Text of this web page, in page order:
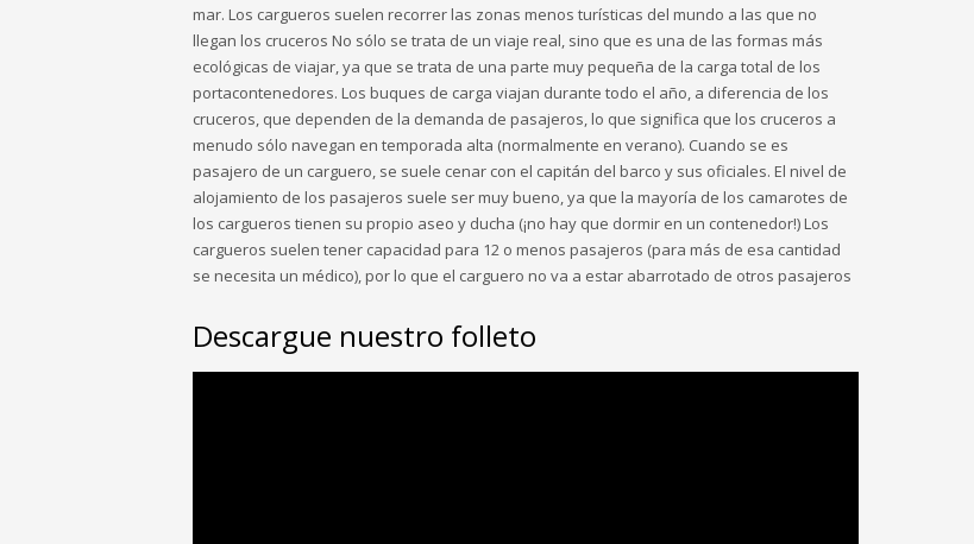
mar. Los cargueros suelen recorrer las zonas menos turísticas del mundo a las que no
llegan los cruceros No sólo se trata de un viaje real, sino que es una de las formas más
ecológicas de viajar, ya que se trata de una parte muy pequeña de la carga total de los
portacontenedores. Los buques de carga viajan durante todo el año, a diferencia de los
cruceros, que dependen de la demanda de pasajeros, lo que significa que los cruceros a
menudo sólo navegan en temporada alta (normalmente en verano). Cuando se es
pasajero de un carguero, se suele cenar con el capitán del barco y sus oficiales. El nivel de
alojamiento de los pasajeros suele ser muy bueno, ya que la mayoría de los camarotes de
los cargueros tienen su propio aseo y ducha (¡no hay que dormir en un contenedor!) Los
cargueros suelen tener capacidad para 12 o menos pasajeros (para más de esa cantidad
se necesita un médico), por lo que el carguero no va a estar abarrotado de otros pasajeros
Descargue nuestro folleto